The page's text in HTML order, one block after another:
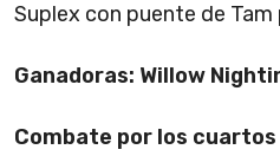
Suplex con puente de Tam
Ganadoras: Willow
Combate por los cuartos